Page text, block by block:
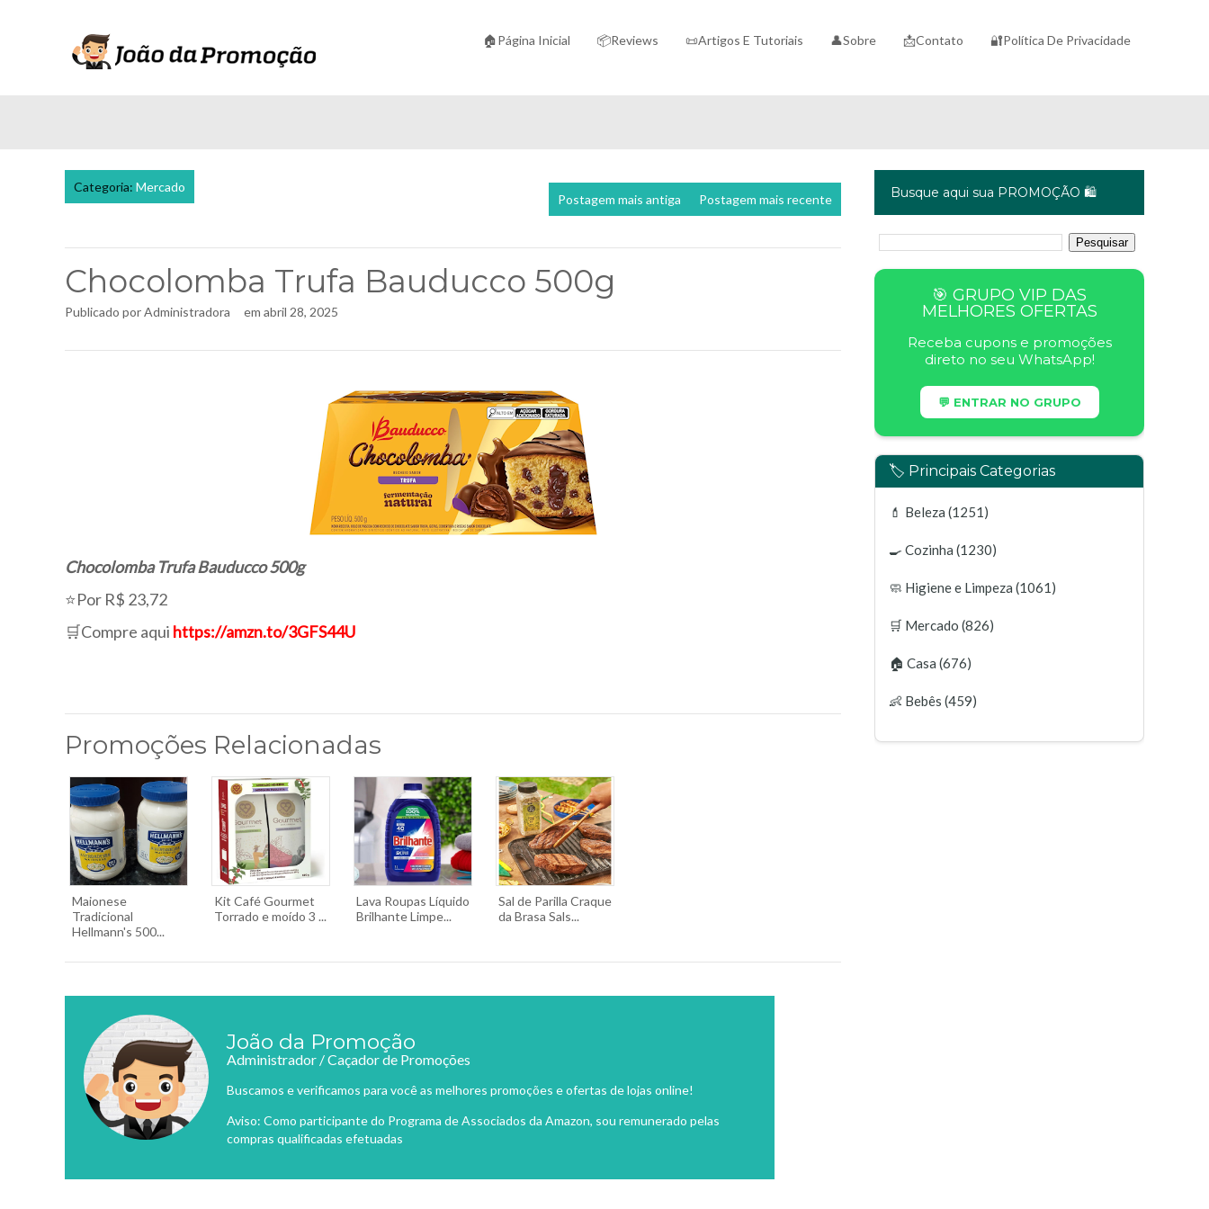
🏠Página Inicial 📦Reviews 📜Artigos E Tutoriais 👤Sobre 📩Contato 🔐Política De Privacidade
Categoria: Mercado
Postagem mais recente
Postagem mais antiga
Chocolomba Trufa Bauducco 500g
Publicado porAdministradora em abril 28, 2025
Chocolomba Trufa Bauducco 500g
⭐Por R$ 23,72
🛒Compre aqui https://amzn.to/3GFS44U
Promoções Relacionadas
Maionese
Tradicional
Hellmann's 500...
Kit Café Gourmet
Torrado e moído 3 ...
Lava Roupas Líquido
Brilhante Limpe...
Sal de Parilla Craque
da Brasa Sals...
João da Promoção
Administrador / Caçador de Promoções
Buscamos e verificamos para você as melhores promoções e ofertas de lojas online!
Aviso: Como participante do Programa de Associados da Amazon, sou remunerado pelas
compras qualificadas efetuadas
Busque aqui sua PROMOÇÃO 🛍️
🎯 GRUPO VIP DAS
MELHORES OFERTAS
Receba cupons e promoções
direto no seu WhatsApp!
💬 ENTRAR NO GRUPO
🏷️ Principais Categorias
💄 Beleza (1251)
🍳 Cozinha (1230)
🧼 Higiene e Limpeza (1061)
🛒 Mercado (826)
🏠 Casa (676)
👶 Bebês (459)